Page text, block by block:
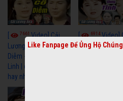
7661 Video] Cải
Lương Xưa : Đời Cô
Diễm - Vũ Linh Tài
Linh | cải lương xã hội
hay nhất
[ 6914Video]
Lương Xưa :
Like Fanpage Để Ủng Hộ